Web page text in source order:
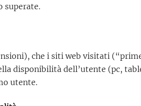
superate.
che i siti web visitati
disponibilità dell’utente (pc,
utente.